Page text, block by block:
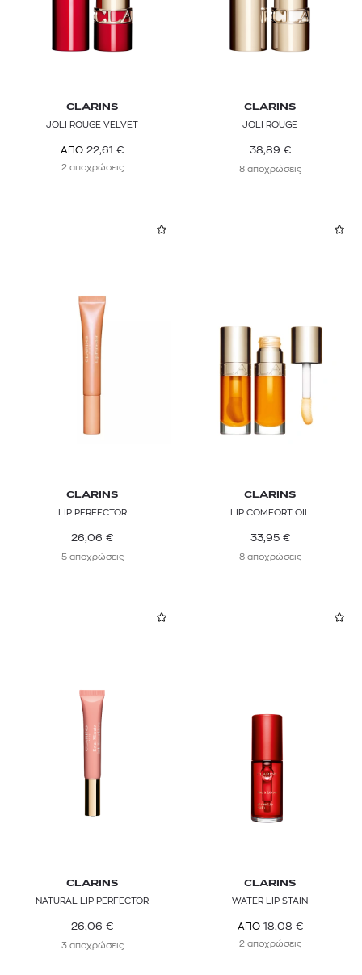
CLARINS
JOLI ROUGE VELVET
ΑΠΟ 22,61 €
2 αποχρώσεις
CLARINS
JOLI ROUGE
38,89 €
8 αποχρώσεις
CLARINS
LIP PERFECTOR
26,06 €
5 αποχρώσεις
CLARINS
LIP COMFORT OIL
33,95 €
8 αποχρώσεις
CLARINS
NATURAL LIP PERFECTOR
26,06 €
3 αποχρώσεις
CLARINS
WATER LIP STAIN
ΑΠΟ 18,08 €
2 αποχρώσεις